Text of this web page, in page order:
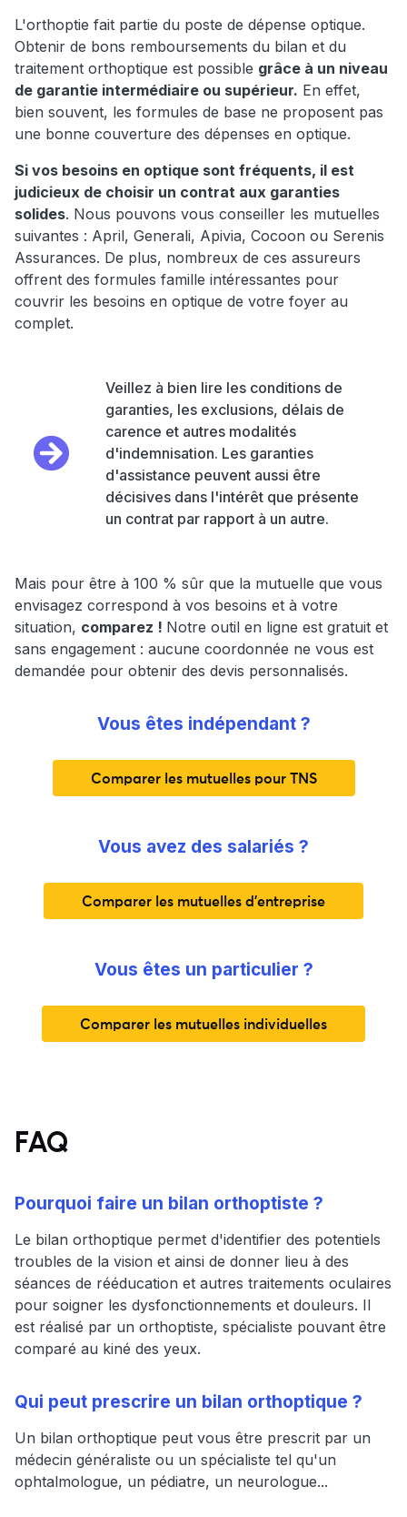
L'orthoptie fait partie du poste de dépense optique.
Obtenir de bons remboursements du bilan et du
traitement orthoptique est possible grâce à un niveau
de garantie intermédiaire ou supérieur. En effet,
bien souvent, les formules de base ne proposent pas
une bonne couverture des dépenses en optique.
Si vos besoins en optique sont fréquents, il est
judicieux de choisir un contrat aux garanties
solides. Nous pouvons vous conseiller les mutuelles
suivantes : April, Generali, Apivia, Cocoon ou Serenis
Assurances. De plus, nombreux de ces assureurs
offrent des formules famille intéressantes pour
couvrir les besoins en optique de votre foyer au
complet.
Veillez à bien lire les conditions de
garanties, les exclusions, délais de
carence et autres modalités
d'indemnisation. Les garanties
d'assistance peuvent aussi être
décisives dans l'intérêt que présente
un contrat par rapport à un autre.
Mais pour être à 100 % sûr que la mutuelle que vous
envisagez correspond à vos besoins et à votre
situation, comparez ! Notre outil en ligne est gratuit et
sans engagement : aucune coordonnée ne vous est
demandée pour obtenir des devis personnalisés.
Vous êtes indépendant ?
Comparer les mutuelles pour TNS
Vous avez des salariés ?
Comparer les mutuelles d'entreprise
Vous êtes un particulier ?
Comparer les mutuelles individuelles
FAQ
Pourquoi faire un bilan orthoptiste ?
Le bilan orthoptique permet d'identifier des potentiels
troubles de la vision et ainsi de donner lieu à des
séances de rééducation et autres traitements oculaires
pour soigner les dysfonctionnements et douleurs. Il
est réalisé par un orthoptiste, spécialiste pouvant être
comparé au kiné des yeux.
Qui peut prescrire un bilan orthoptique ?
Un bilan orthoptique peut vous être prescrit par un
médecin généraliste ou un spécialiste tel qu'un
ophtalmologue, un pédiatre, un neurologue...